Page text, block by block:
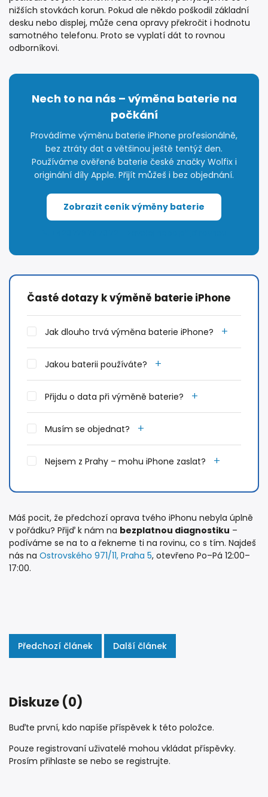
nižších stovkách korun. Pokud ale někdo poškodil základní
desku nebo displej, může cena opravy překročit i hodnotu
samotného telefonu. Proto se vyplatí dát to rovnou
odborníkovi.
Nech to na nás – výměna baterie na
počkání
Provádíme výměnu baterie iPhone profesionálně,
bez ztráty dat a většinou ještě tentýž den.
Používáme ověřené baterie české značky Wolfix i
originální díly Apple. Přijít můžeš i bez objednání.
Zobrazit ceník výměny baterie
Časté dotazy k výměně baterie iPhone
Jak dlouho trvá výměna baterie iPhone? +
Jakou baterii používáte? +
Přijdu o data při výměně baterie? +
Musím se objednat? +
Nejsem z Prahy – mohu iPhone zaslat? +
Máš pocit, že předchozí oprava tvého iPhonu nebyla úplně
v pořádku? Přijď k nám na bezplatnou diagnostiku –
podíváme se na to a řekneme ti na rovinu, co s tím. Najdeš
nás na Ostrovského 971/11, Praha 5, otevřeno Po–Pá 12:00–
17:00.
Předchozí článek Další článek
Diskuze (0)
Buďte první, kdo napíše příspěvek k této položce.
Pouze registrovaní uživatelé mohou vkládat příspěvky.
Prosím přihlaste se nebo se registrujte.